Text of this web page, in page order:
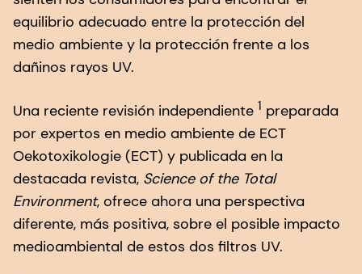
equilibrio adecuado entre la protección del
medio ambiente y la protección frente a los
dañinos rayos UV.
Una reciente revisión independiente 1 preparada
por expertos en medio ambiente de ECT
Oekotoxikologie (ECT) y publicada en la
destacada revista, Science of the Total
Environment, ofrece ahora una perspectiva
diferente, más positiva, sobre el posible impacto
medioambiental de estos dos filtros UV.